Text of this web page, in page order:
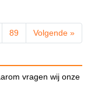
89 Volgende »
vragen wij onze